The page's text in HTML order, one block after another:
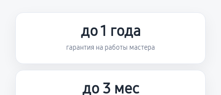
до 1 года
гарантия на работы мастера
до 3 мес